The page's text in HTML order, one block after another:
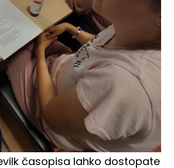
časopisa lahko dostopate